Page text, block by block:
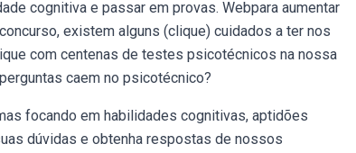
cognitiva e passar em provas. Webpara aumentar
existem alguns (clique) cuidados a ter nos
com centenas de testes psicotécnicos na nossa
caem no psicotécnico?
focando em habilidades cognitivas, aptidões
dúvidas e obtenha respostas de nossos